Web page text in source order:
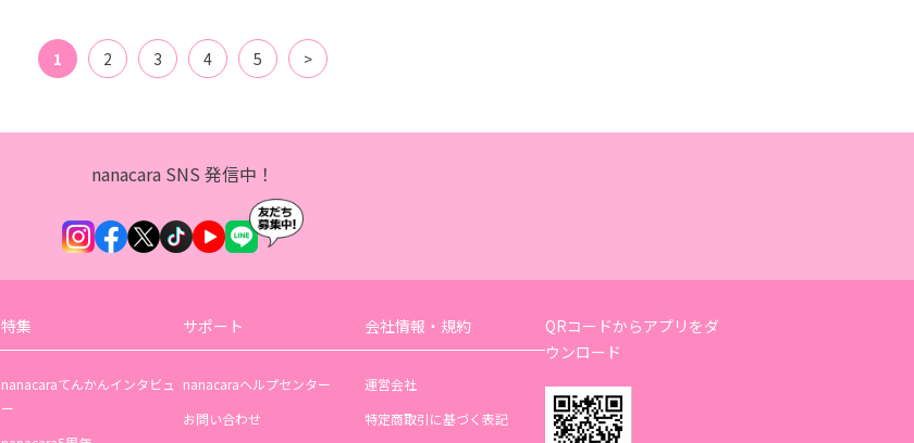
1 2 3 4 5 >
nanacara SNS 発信中！
特集
nanacaraてんかんインタビュ
ー
サポート
nanacaraヘルプセンター
お問い合わせ
会社情報・規約
運営会社
特定商取引に基づく表記
QRコードからアプリをダ
ウンロード